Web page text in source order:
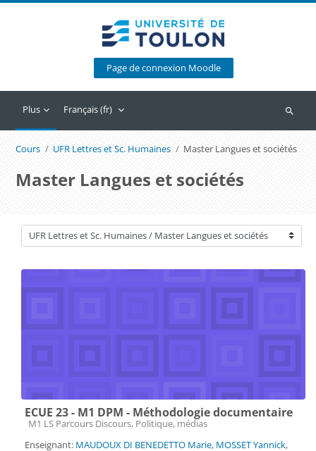
Page de connexion Moodle
Plus Français ‎(fr)‎
Cours UFR Lettres et Sc. Humaines Master Langues et sociétés
Master Langues et sociétés
Catégories de cours
ECUE 23 - M1 DPM - Méthodologie documentaire
Catégorie de cours
M1 LS Parcours Discours, Politique, médias
Enseignant: MAUDOUX DI BENEDETTO Marie, MOSSET Yannick,